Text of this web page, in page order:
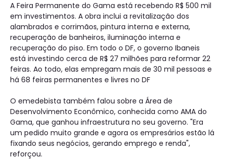
A Feira Permanente do Gama está recebendo R$ 500 mil
em investimentos. A obra inclui a revitalização dos
alambrados e corrimãos, pintura interna e externa,
recuperação de banheiros, iluminação interna e
recuperação do piso. Em todo o DF, o governo Ibaneis
está investindo cerca de R$ 27 milhões para reformar 22
feiras. Ao todo, elas empregam mais de 30 mil pessoas e
há 68 feiras permanentes e livres no DF
O emedebista também falou sobre a Área de
Desenvolvimento Econômico, conhecida como AMA do
Gama, que ganhou infraestrutura no seu governo. "Era
um pedido muito grande e agora os empresários estão lá
fixando seus negócios, gerando emprego e renda",
reforçou.